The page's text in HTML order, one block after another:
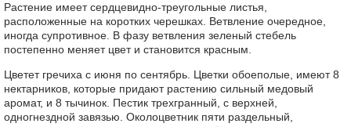
Растение имеет сердцевидно-треугольные листья,
расположенные на коротких черешках. Ветвление очередное,
иногда супротивное. В фазу ветвления зеленый стебель
постепенно меняет цвет и становится красным.
Цветет гречиха с июня по сентябрь. Цветки обоеполые, имеют 8
нектарников, которые придают растению сильный медовый
аромат, и 8 тычинок. Пестик трехгранный, с верхней,
одногнездной завязью. Околоцветник пяти раздельный,